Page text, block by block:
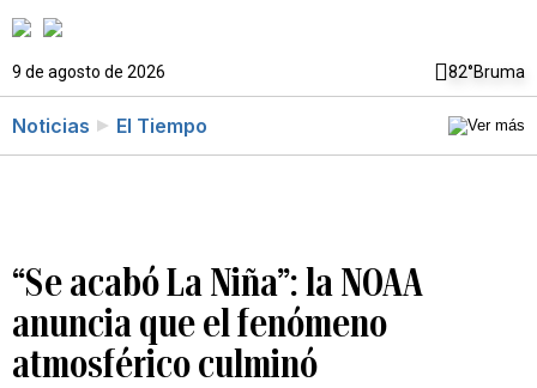
9 de agosto de 2026 82°Bruma
Noticias El Tiempo
“Se acabó La Niña”: la NOAA
anuncia que el fenómeno
atmosférico culminó